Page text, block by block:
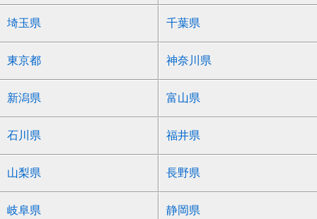
埼玉県 千葉県
東京都 神奈川県
新潟県 富山県
石川県 福井県
山梨県 長野県
岐阜県 静岡県